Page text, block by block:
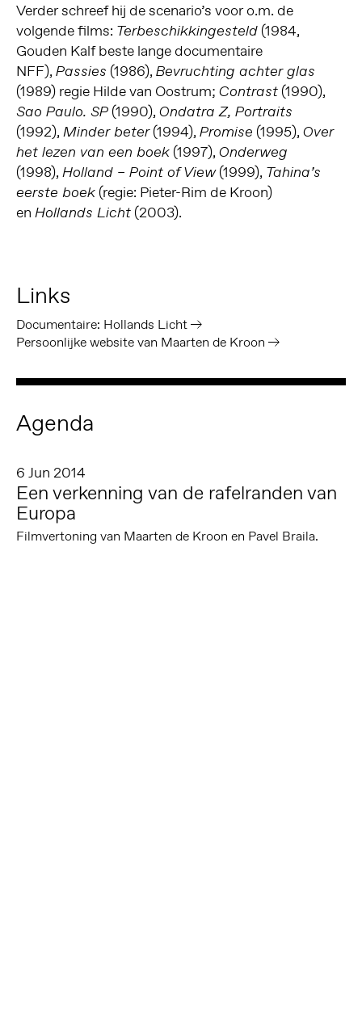
Verder schreef hij de scenario’s voor o.m. de
volgende films: Terbeschikkingesteld(1984,
Gouden Kalf beste lange documentaire
NFF), Passies (1986), Bevruchting achter glas
(1989) regie Hilde van Oostrum; Contrast(1990),
Sao Paulo. SP(1990), Ondatra Z, Portraits
(1992), Minder beter(1994), Promise (1995), Over
het lezen van een boek(1997), Onderweg
(1998), Holland – Point of View(1999), Tahina’s
eerste boek(regie: Pieter-Rim de Kroon)
en Hollands Licht(2003).
Links
Documentaire: Hollands Licht
Persoonlijke website van Maarten de Kroon
Agenda
6 Jun 2014
Een verkenning van de rafelranden van
Europa
Filmvertoning van Maarten de Kroon en Pavel Braila.